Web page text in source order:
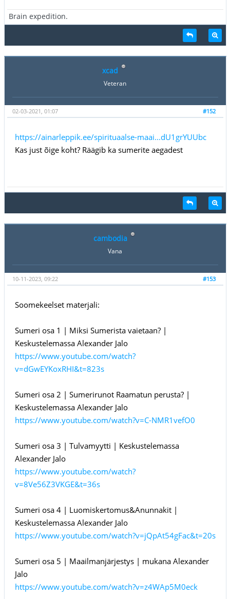
Brain expedition.
xcad
Veteran
#152
02-03-2021, 01:07
https://ainarleppik.ee/spirituaalse-maai...dU1grYUUbc
Kas just õige koht? Räägib ka sumerite aegadest
cambodia
Vana
#153
10-11-2023, 09:22
Soomekeelset materjali:
Sumeri osa 1 | Miksi Sumerista vaietaan? |
Keskustelemassa Alexander Jalo
https://www.youtube.com/watch?
v=dGwEYKoxRHI&t=823s
Sumeri osa 2 | Sumerirunot Raamatun perusta? |
Keskustelemassa Alexander Jalo
https://www.youtube.com/watch?v=C-NMR1vefO0
Sumeri osa 3 | Tulvamyytti | Keskustelemassa
Alexander Jalo
https://www.youtube.com/watch?
v=8Ve56Z3VKGE&t=36s
Sumeri osa 4 | Luomiskertomus&Anunnakit |
Keskustelemassa Alexander Jalo
https://www.youtube.com/watch?v=jQpAt54gFac&t=20s
Sumeri osa 5 | Maailmanjärjestys | mukana Alexander
Jalo
https://www.youtube.com/watch?v=z4WAp5M0eck